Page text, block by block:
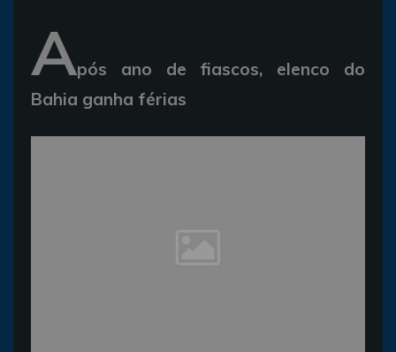
Após ano de fiascos, elenco do
Bahia ganha férias